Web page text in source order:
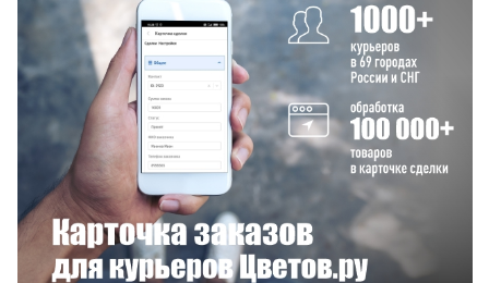
Смотреть проект